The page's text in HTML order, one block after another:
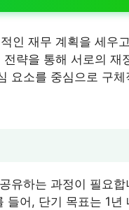
인 재무 계획을 세우
략을 통해 서로의 재
요소를 중심으로 구
유하는 과정이 필요
어, 단기 목표는 1년